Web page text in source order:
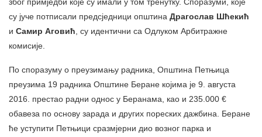
због примједби које су имали у том тренутку. Споразуми, које
су јуче потписали предсједници општина Драгослав Шћекић
и Самир Аговић, су идентични са Одлуком Арбитражне
комисије.
По споразуму о преузимању радника, Општина Петњица
преузима 19 радника Општине Беране којима је 9. августа
2016. престао радни однос у Беранама, као и 235.000 €
обавеза по основу зарада и других пореских дажбина. Беране
ће уступити Петњици сразмјерни дио возног парка и